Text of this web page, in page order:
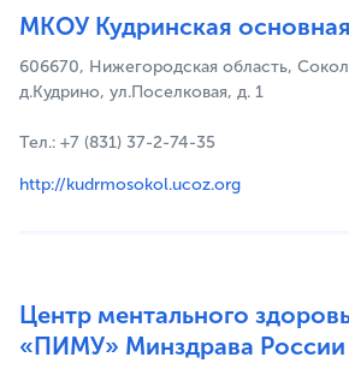
МКОУ Кудринская
606670, Нижегородская область,
д.Кудрино, ул.Поселковая, д. 1
Тел.: +7 (831) 37-2-74-35
http://kudrmosokol.ucoz.org
Центр ментального
«ПИМУ» Минздрава России